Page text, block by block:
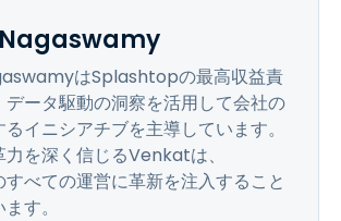
はSplashtopの最高収益責
データ駆動の洞察を活用して会社の
イニシアチブを主導しています。
を深く信じるVenkatは、
べての運営に革新を注入すること
す。